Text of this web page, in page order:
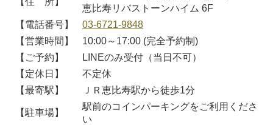
恵比寿リバストーンハイム 6F
【電話番号】
03-6721-9848
【営業時間】
10:00～17:00 (完全予約制)
【ご予約】
LINEのみ受付（当日不可）
【定休日】
不定休
【最寄駅】
ＪＲ恵比寿駅から徒歩1分
【駐車場】
駅前のコインパーキングをご利用くださ
い